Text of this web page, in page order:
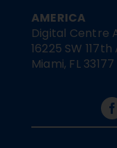
AMERICA
Digital Centre
16225 SW 117th
Miami, FL 33177